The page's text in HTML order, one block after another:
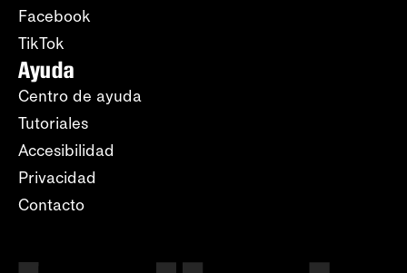
Facebook
TikTok
Ayuda
Centro de ayuda
Tutoriales
Accesibilidad
Privacidad
Contacto